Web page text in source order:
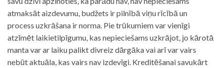
atmaksāt aizdevumu, budžets ir pilnībā viņu rīcībā un
process uzkrāšana ir norma. Pie trūkumiem var vienīgi
atzīmēt laikietilpīgumu, kas nepieciešams uzkrājot, jo kārotā
manta var ar laiku palikt divreiz dārgāka vai arī var vairs
nebūt aktuāla, kas vairs nav izdevīgi. Kreditēšanai savukārt